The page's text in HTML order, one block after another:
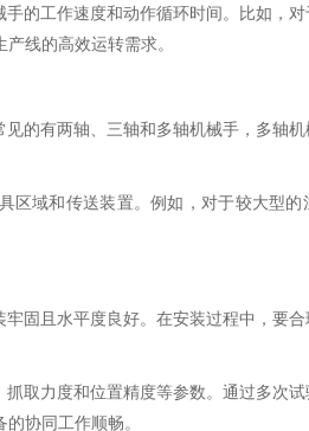
工作速度和动作循环时间。比如，对
线的高效运转需求。
有两轴、三轴和多轴机械手，多轴机
域和传送装置。例如，对于较大型的
固且水平度良好。在安装过程中，要
取力度和位置精度等参数。通过多次
协同工作顺畅。